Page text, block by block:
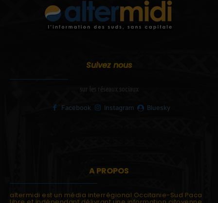
Suivez nous
sur les réseaux sociaux
Facebook Instagram Bluesky
A PROPOS
altermidi est un média interrégional Occitanie-Sud Paca